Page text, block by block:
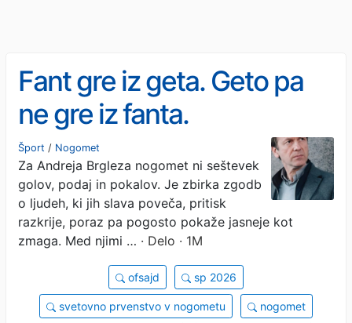
Fant gre iz geta. Geto pa
ne gre iz fanta.
Šport / Nogomet
Za Andreja Brgleza nogomet ni seštevek
golov, podaj in pokalov. Je zbirka zgodb
o ljudeh, ki jih slava poveča, pritisk
razkrije, poraz pa pogosto pokaže jasneje kot
zmaga. Med njimi … · Delo · 1M
ofsajd sp 2026
svetovno prvenstvo v nogometu nogomet